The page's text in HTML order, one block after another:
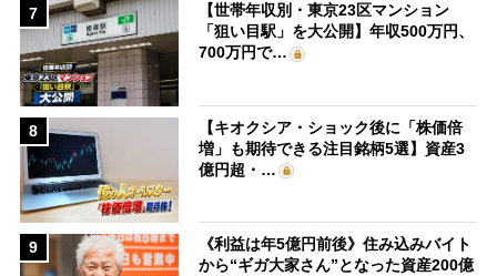
7
【世帯年収別・東京23区マンション
「狙い目駅」を大公開】年収500万円、
700万円で…
8
【キオクシア・ショック後に「株価倍
増」も期待できる注目銘柄5選】資産3
億円超・…
9
《利益は年5億円前後》住み込みバイト
から“ギガ大家さん”となった資産200億